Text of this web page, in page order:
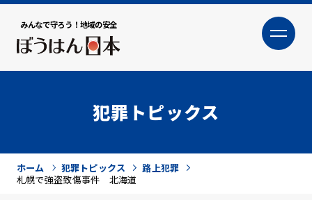
みんなで守ろう！地域の安全
大
犯罪トピックス
ホーム 犯罪トピックス
路上犯罪
札幌で強盗致傷事件 北海道